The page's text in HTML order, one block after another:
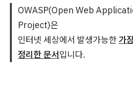
OWASP(Open Web
Project)은
인터넷 세상에서 발생가능한가
정리한 문서입니다.